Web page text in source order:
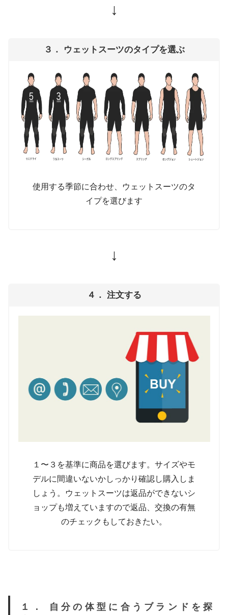
↓
３． ウェットスーツのタイプを選ぶ
使用する季節に合わせ、ウェットスーツのタ
イプを選びます
↓
４． 注文する
１〜３を基準に商品を選びます。サイズやモ
デルに間違いないかしっかり確認し購入しま
しょう。ウェットスーツは返品ができないシ
ョップも増えていますので返品、交換の有無
のチェックもしておきたい。
１． 自分の体型に合うブランドを探